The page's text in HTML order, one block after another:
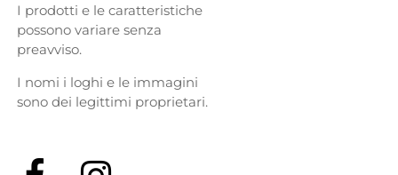
I prodotti e le caratteristiche
possono variare senza
preavviso.
I nomi i loghi e le immagini
sono dei legittimi proprietari.